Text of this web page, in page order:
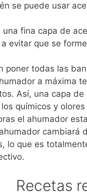
se puede usar
una fina capa de
evitar que se
poner todas las
a máxima
Así, una capa
químicos y
el ahumador
cambiará
lo que es
Recetas